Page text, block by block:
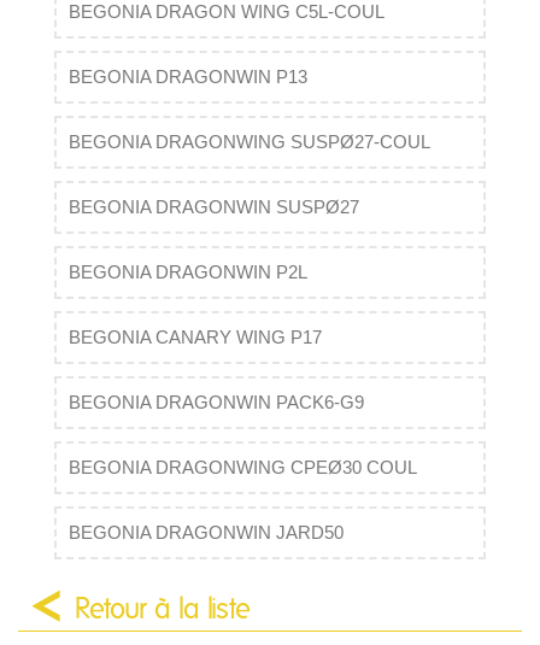
BEGONIA DRAGON WING C5L-COUL
BEGONIA DRAGONWIN P13
BEGONIA DRAGONWING SUSPØ27-COUL
BEGONIA DRAGONWIN SUSPØ27
BEGONIA DRAGONWIN P2L
BEGONIA CANARY WING P17
BEGONIA DRAGONWIN PACK6-G9
BEGONIA DRAGONWING CPEØ30 COUL
BEGONIA DRAGONWIN JARD50
Retour à la liste